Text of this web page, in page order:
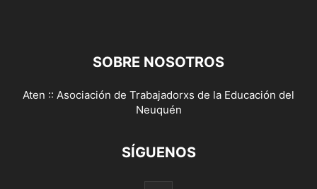
SOBRE NOSOTROS
Aten :: Asociación de Trabajadorxs de la Educación del
Neuquén
SÍGUENOS